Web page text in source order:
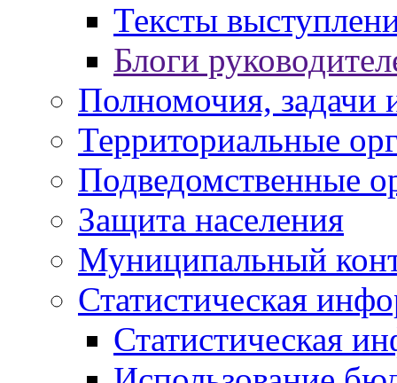
Тексты
Блоги
Полномочия, задачи
Территориальные
Подведомственные
Защита населения
Муниципальный
Статистическая
Статистическая